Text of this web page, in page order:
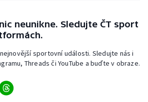
neunikne. Sledujte ČT sport
sportovní události. Sledujte nás i
Threads či YouTube a buďte v obraze.